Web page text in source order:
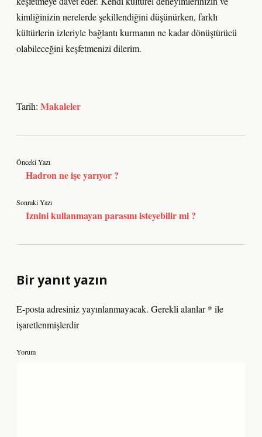
kimliğinizin nerelerde şekillendiğini düşünürken, farklı
kültürlerin izleriyle bağlantı kurmanın ne kadar dönüştürücü
olabileceğini keşfetmenizi dilerim.
Tarih: Makaleler
Önceki Yazı
Hadron ne işe yarıyor ?
Sonraki Yazı
Iznini kullanmayan parasını isteyebilir mi ?
Bir yanıt yazın
E-posta adresiniz yayınlanmayacak. Gerekli alanlar* ile
işaretlenmişlerdir
Yorum